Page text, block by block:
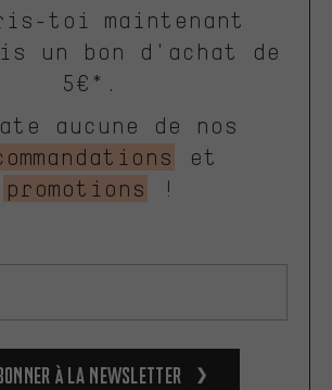
toi maintenant
un bon d'achat de
5€*.
aucune de nos
et
promotions
!
à la newsletter